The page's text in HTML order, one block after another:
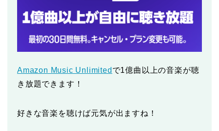
Amazon Music Unlimited で1億曲以上の音楽が聴
き放題できます！
好きな音楽を聴けば元気が出ますね！